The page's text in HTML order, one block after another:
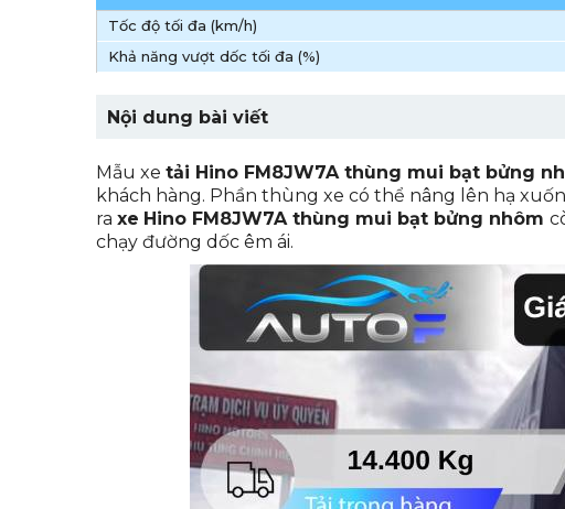
Tốc độ tối đa (km/h)
Khả năng vượt dốc tối đa (%)
Nội dung bài viết
1.1. Quy cách đóng thùng mui bạt bửng
1.2. Thông số kỹ thuật thùng hàng trên
2. Thiết kế ngoại thất hoàn toàn mới trên xe
3. Nội thất hiện đại bên trong xe tải Hino
4. Động cơ EURO 4 mạnh mẽ, bền bỉ trên xe
5. Hệ thống an toàn và bộ khung gầm của
Mẫu xe tải Hino FM8JW7A thùng mui bạt bửng
khách hàng. Phần thùng xe có thể nâng lên hạ
ra xe Hino FM8JW7A thùng mui bạt bửng nhôm
chạy đường dốc êm ái.